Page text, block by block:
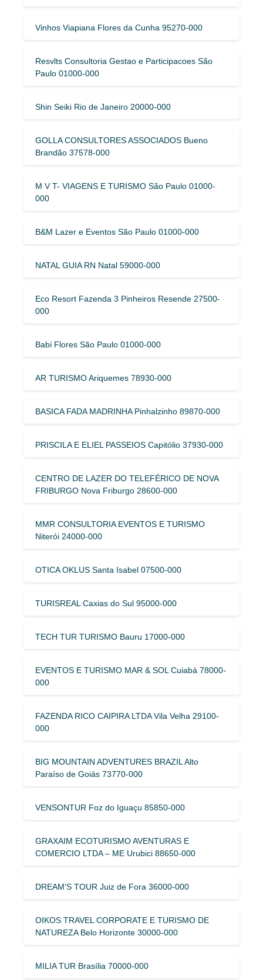
Vinhos Viapiana Flores da Cunha 95270-000
Resvlts Consultoria Gestao e Participacoes São
Paulo 01000-000
Shin Seiki Rio de Janeiro 20000-000
GOLLA CONSULTORES ASSOCIADOS Bueno
Brandão 37578-000
M V T- VIAGENS E TURISMO São Paulo 01000-
000
B&M Lazer e Eventos São Paulo 01000-000
NATAL GUIA RN Natal 59000-000
Eco Resort Fazenda 3 Pinheiros Resende 27500-
000
Babi Flores São Paulo 01000-000
AR TURISMO Ariquemes 78930-000
BASICA FADA MADRINHA Pinhalzinho 89870-000
PRISCILA E ELIEL PASSEIOS Capitólio 37930-000
CENTRO DE LAZER DO TELEFÉRICO DE NOVA
FRIBURGO Nova Friburgo 28600-000
MMR CONSULTORIA EVENTOS E TURISMO
Niterói 24000-000
OTICA OKLUS Santa Isabel 07500-000
TURISREAL Caxias do Sul 95000-000
TECH TUR TURISMO Bauru 17000-000
EVENTOS E TURISMO MAR & SOL Cuiabá 78000-
000
FAZENDA RICO CAIPIRA LTDA Vila Velha 29100-
000
BIG MOUNTAIN ADVENTURES BRAZIL Alto
Paraíso de Goiás 73770-000
VENSONTUR Foz do Iguaçu 85850-000
GRAXAIM ECOTURISMO AVENTURAS E
COMERCIO LTDA – ME Urubici 88650-000
DREAM’S TOUR Juiz de Fora 36000-000
OIKOS TRAVEL CORPORATE E TURISMO DE
NATUREZA Belo Horizonte 30000-000
MILIA TUR Brasília 70000-000